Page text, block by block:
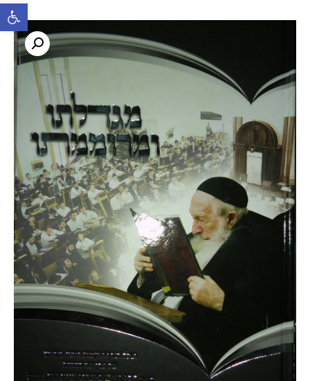
פתח סרגל